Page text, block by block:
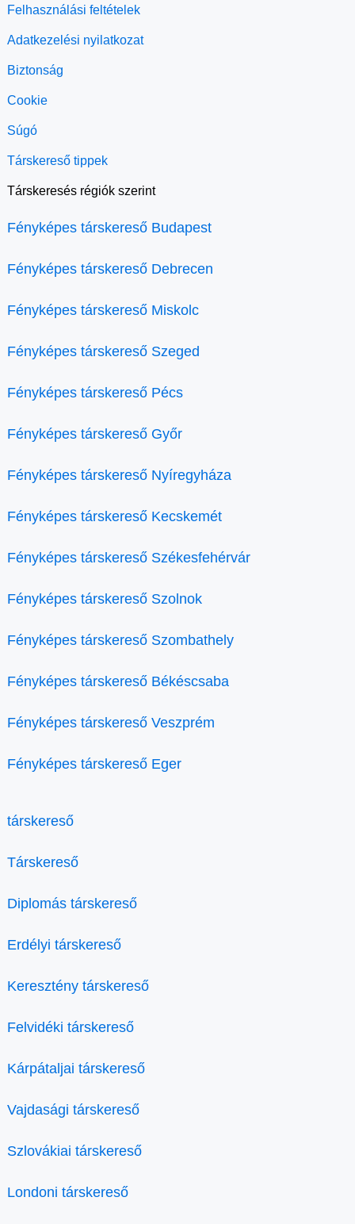
Felhasználási feltételek
Adatkezelési nyilatkozat
Biztonság
Cookie
Súgó
Társkereső tippek
Társkeresés régiók szerint
Fényképes társkereső Budapest
Fényképes társkereső Debrecen
Fényképes társkereső Miskolc
Fényképes társkereső Szeged
Fényképes társkereső Pécs
Fényképes társkereső Győr
Fényképes társkereső Nyíregyháza
Fényképes társkereső Kecskemét
Fényképes társkereső Székesfehérvár
Fényképes társkereső Szolnok
Fényképes társkereső Szombathely
Fényképes társkereső Békéscsaba
Fényképes társkereső Veszprém
Fényképes társkereső Eger
társkereső
Társkereső
Diplomás társkereső
Erdélyi társkereső
Keresztény társkereső
Felvidéki társkereső
Kárpátaljai társkereső
Vajdasági társkereső
Szlovákiai társkereső
Londoni társkereső